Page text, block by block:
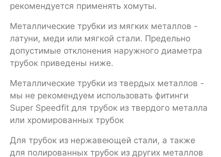
рекомендуется применять хомуты.
Металлические трубки из мягких металлов -
латуни, меди или мягкой стали. Предельно
допустимые отклонения наружного диаметра
трубок приведены ниже.
Металлические трубки из твердых металлов -
мы не рекомендуем использовать фитинги
Super Speedfit для трубок из твердого металла
или хромированных трубок
Для трубок из нержавеющей стали, а также
для полированных трубок из других металлов